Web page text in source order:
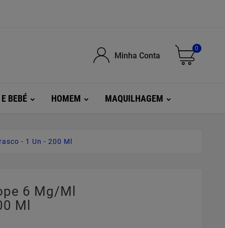
Minha Conta
0
BEBÉ HOMEM MAQUILHAGEM
- 1 Un - 200 Ml
6 Mg/ml
Ml